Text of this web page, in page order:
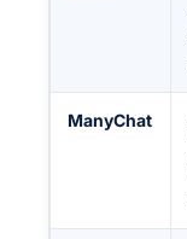
ManyChat